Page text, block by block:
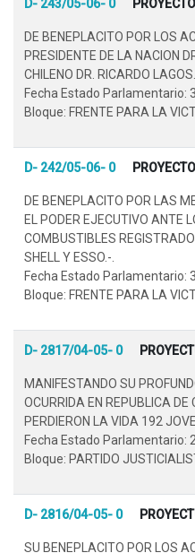
D- 243/05-06- 0
DE BENEPLACITO POR LOS
PRESIDENTE DE LA NACION
CHILENO DR. RICARDO
Fecha Estado Parlamentario:
Bloque: FRENTE PARA LA
D- 242/05-06- 0
DE BENEPLACITO POR LAS
EL PODER EJECUTIVO ANTE
COMBUSTIBLES
SHELL Y ESSO.-.
Fecha Estado Parlamentario:
Bloque: FRENTE PARA LA
D- 2817/04-05- 0
MANIFESTANDO SU
OCURRIDA EN REPUBLICA DE
PERDIERON LA VIDA 192
Fecha Estado Parlamentario:
Bloque: PARTIDO
D- 2816/04-05- 0
SU BENEPLACITO POR LOS